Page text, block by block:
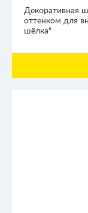
Декоративная
оттенком для
шёлка"